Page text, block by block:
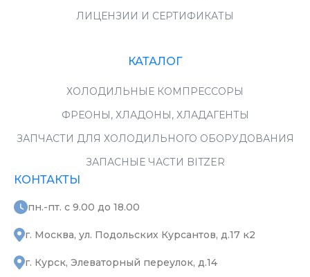
ЛИЦЕНЗИИ И СЕРТИФИКАТЫ
КАТАЛОГ
ХОЛОДИЛЬНЫЕ КОМПРЕССОРЫ
ФРЕОНЫ, ХЛАДОНЫ, ХЛАДАГЕНТЫ
ЗАПЧАСТИ ДЛЯ ХОЛОДИЛЬНОГО ОБОРУДОВАНИЯ
ЗАПАСНЫЕ ЧАСТИ BITZER
КОНТАКТЫ
пн.-пт. с 9.00 до 18.00
г. Москва, ул. Подольских Курсантов, д.17 к2
г. Курск, Элеваторный переулок, д.14